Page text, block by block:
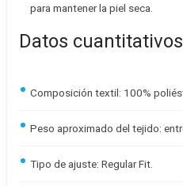
para mantener la piel seca.
Datos cuantitativos
Composición textil: 100%
Peso aproximado del tejido:
Tipo de ajuste: Regular Fit.